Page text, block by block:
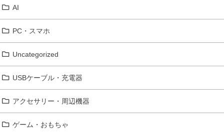
AI
PC・スマホ
Uncategorized
USBケーブル・充電器
アクセサリー・周辺機器
ゲーム・おもちゃ